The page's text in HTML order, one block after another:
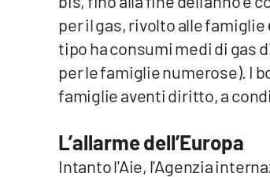
Calabriavisione
Destinazioni
per il gas, rivolto alle famiglie
tipo ha consumi medi di gas
per le famiglie numerose). I
famiglie aventi diritto, a
L’allarme dell’Europa
Intanto l'Aie, l'Agenzia